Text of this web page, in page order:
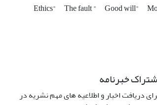
Ethics" The fault " Good will"
خبرنامه
دریافت اخبار و اطلاعیه های مهم نشریه در